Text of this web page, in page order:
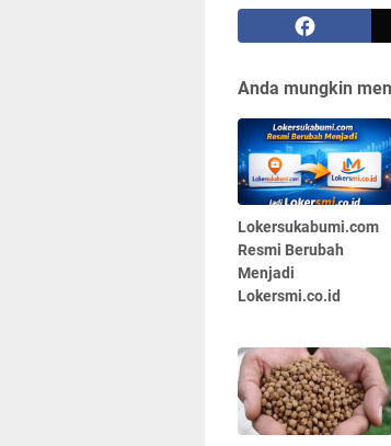
Anda mungkin
Lokersukabumi.com
Resmi Berubah
Menjadi
Lokersmi.co.id